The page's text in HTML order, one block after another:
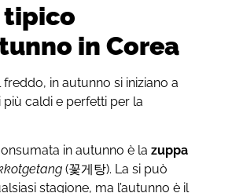
tipico
in Corea
freddo, in autunno si iniziano a
più caldi e perfetti per la
in autunno è la zuppa
(꽃게탕). La si può
stagione, ma l’autunno è il